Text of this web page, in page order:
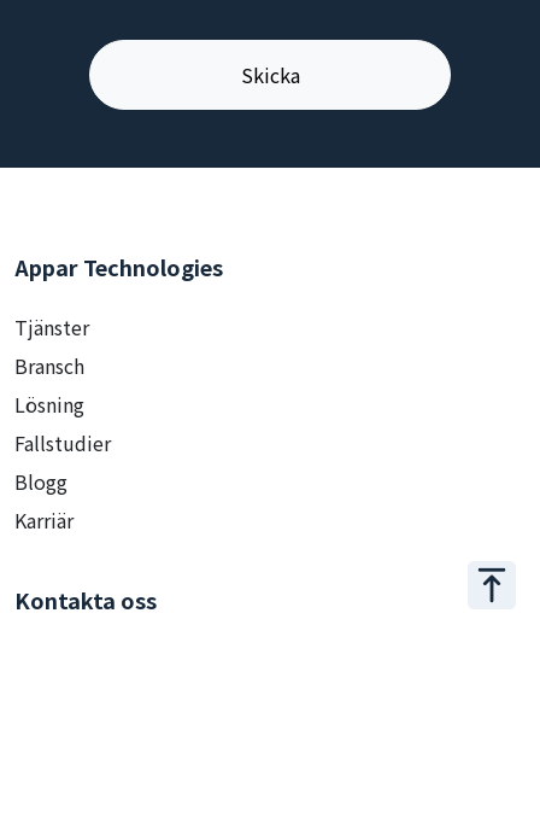
Appar Technologies
Tjänster
Bransch
Lösning
Fallstudier
Blogg
Karriär
Kontakta oss